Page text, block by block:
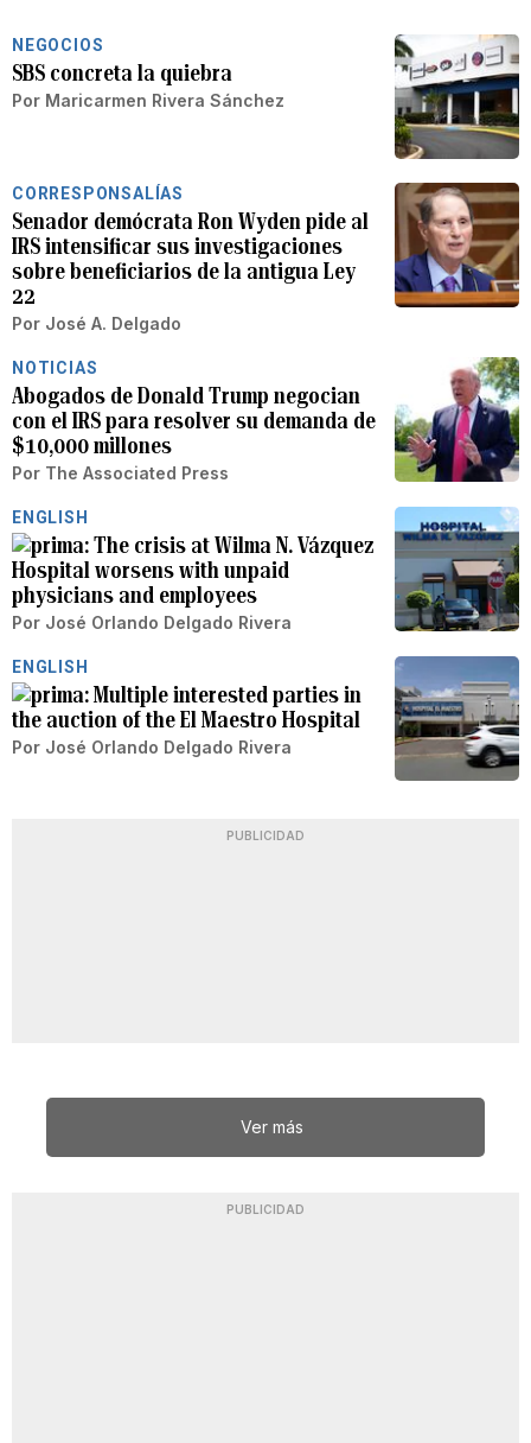
NEGOCIOS
SBS concreta la quiebra
Por Maricarmen Rivera Sánchez
CORRESPONSALÍAS
Senador demócrata Ron Wyden pide al
IRS intensificar sus investigaciones
sobre beneficiarios de la antigua Ley
22
Por José A. Delgado
NOTICIAS
Abogados de Donald Trump negocian
con el IRS para resolver su demanda de
$10,000 millones
Por The Associated Press
ENGLISH
The crisis at Wilma N. Vázquez
Hospital worsens with unpaid
physicians and employees
Por José Orlando Delgado Rivera
ENGLISH
Multiple interested parties in
the auction of the El Maestro Hospital
Por José Orlando Delgado Rivera
PUBLICIDAD
Ver más
PUBLICIDAD